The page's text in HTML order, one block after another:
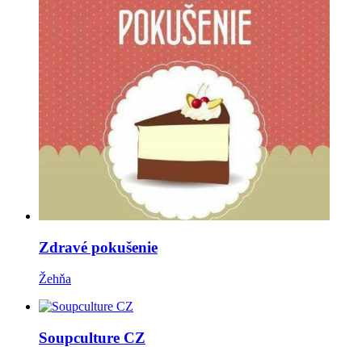
Zdravé pokušenie
Žehňa
Soupculture CZ